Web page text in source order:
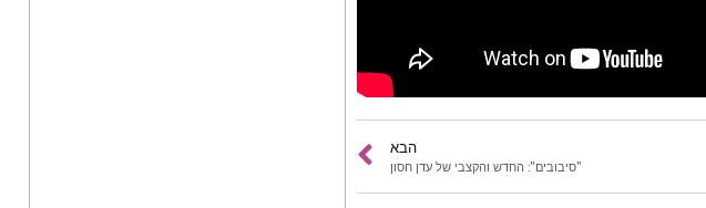
הבא
"סיבובים": החדש והקצבי של עדן חסון